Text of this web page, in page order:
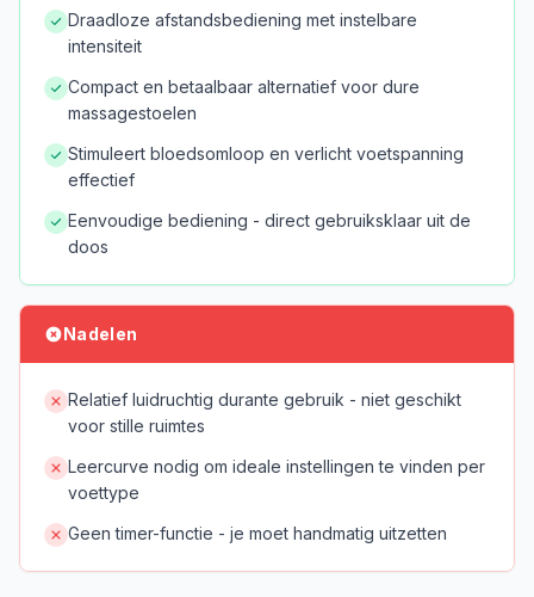
Draadloze afstandsbediening met instelbare
intensiteit
Compact en betaalbaar alternatief voor dure
massagestoelen
Stimuleert bloedsomloop en verlicht voetspanning
effectief
Eenvoudige bediening - direct gebruiksklaar uit de
doos
Nadelen
Relatief luidruchtig durante gebruik - niet geschikt
voor stille ruimtes
Leercurve nodig om ideale instellingen te vinden per
voettype
Geen timer-functie - je moet handmatig uitzetten